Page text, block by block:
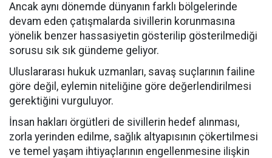
Ancak aynı dönemde dünyanın farklı bölgelerinde
devam eden çatışmalarda sivillerin korunmasına
yönelik benzer hassasiyetin gösterilip gösterilmediği
sorusu sık sık gündeme geliyor.
Uluslararası hukuk uzmanları, savaş suçlarının failine
göre değil, eylemin niteliğine göre değerlendirilmesi
gerektiğini vurguluyor.
İnsan hakları örgütleri de sivillerin hedef alınması,
zorla yerinden edilme, sağlık altyapısının çökertilmesi
ve temel yaşam ihtiyaçlarının engellenmesine ilişkin